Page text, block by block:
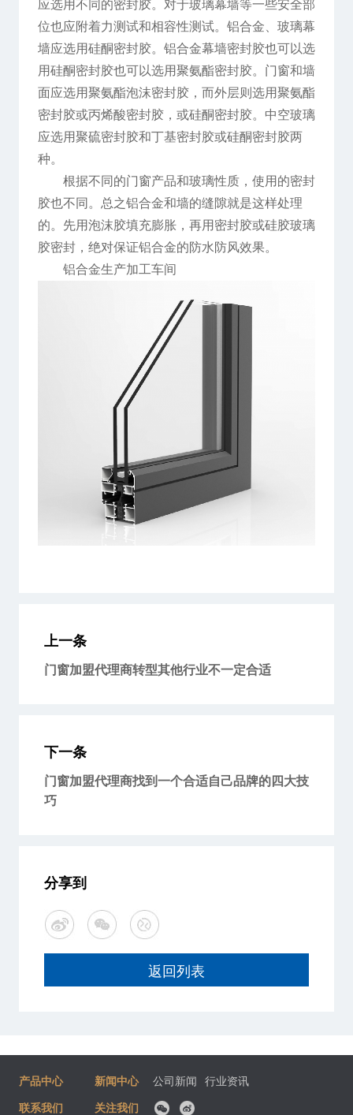
应选用不同的密封胶。对于玻璃幕墙等一些安全部
位也应附着力测试和相容性测试。铝合金、玻璃幕
墙应选用硅酮密封胶。铝合金幕墙密封胶也可以选
用硅酮密封胶也可以选用聚氨酯密封胶。门窗和墙
面应选用聚氨酯泡沫密封胶，而外层则选用聚氨酯
密封胶或丙烯酸密封胶，或硅酮密封胶。中空玻璃
应选用聚硫密封胶和丁基密封胶或硅酮密封胶两
种。
根据不同的门窗产品和玻璃性质，使用的密封
胶也不同。总之铝合金和墙的缝隙就是这样处理
的。先用泡沫胶填充膨胀，再用密封胶或硅胶玻璃
胶密封，绝对保证铝合金的防水防风效果。
铝合金生产加工车间
上一条
门窗加盟代理商转型其他行业不一定合适
下一条
门窗加盟代理商找到一个合适自己品牌的四大技
巧
分享到
返回列表
产品中心 新闻中心 公司新闻 行业资讯
联系我们
关注我们